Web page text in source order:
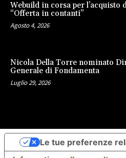
Webuild in corsa per l’acquisto
“Offerta in contanti”
Agosto 4, 2026
Nicola Della Torre nominato
Generale di Fondamenta
Luglio 29, 2026
Le tue preferenze